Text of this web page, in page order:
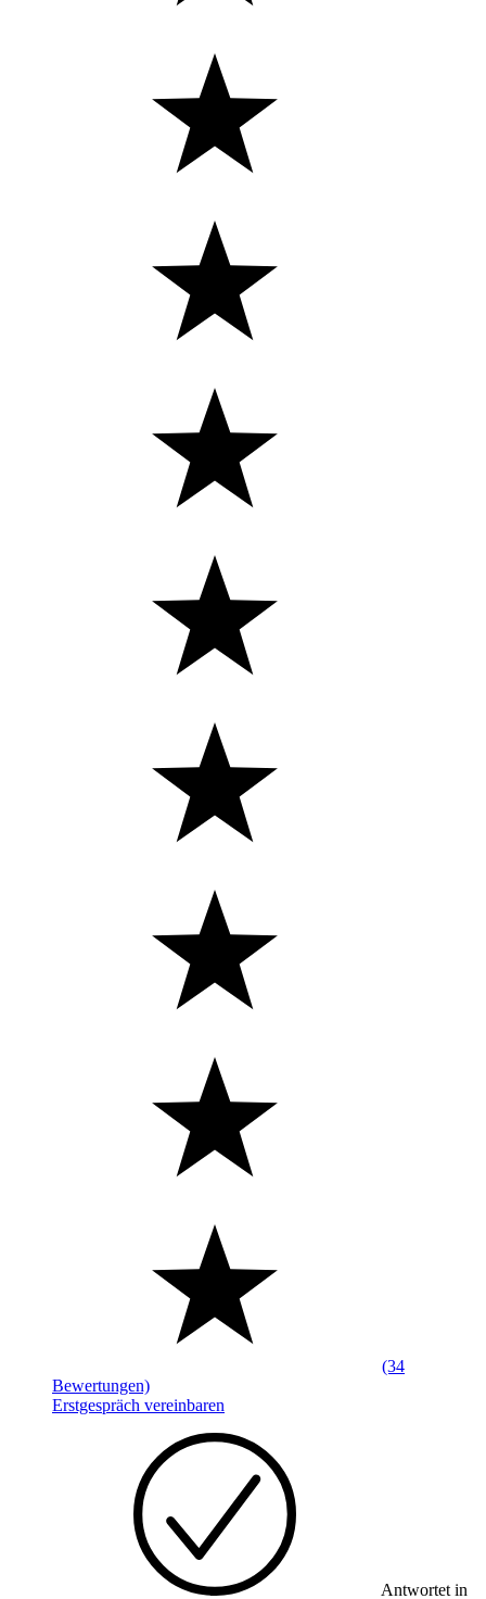
(34
Bewertungen)
Erstgespräch vereinbaren
Antwortet in